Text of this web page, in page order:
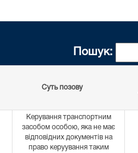
Пошук:
Суть позову
Керування транспортним
засобом особою, яка не має
відповідних документів на
право керуування таким